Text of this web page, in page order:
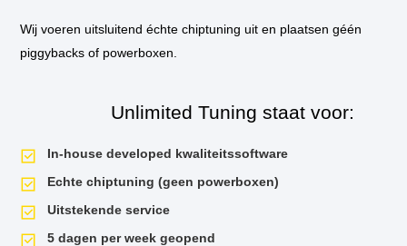
Wij voeren uitsluitend échte chiptuning uit en plaatsen géén
piggybacks of powerboxen.
Unlimited Tuning staat voor:
In-house developed kwaliteitssoftware
Echte chiptuning (geen powerboxen)
Uitstekende service
5 dagen per week geopend